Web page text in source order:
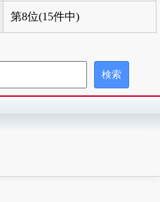
第8位(15件中)